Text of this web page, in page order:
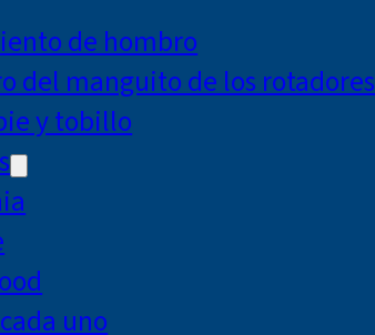
de hombro
del manguito de los rotadores
y tobillo
uno